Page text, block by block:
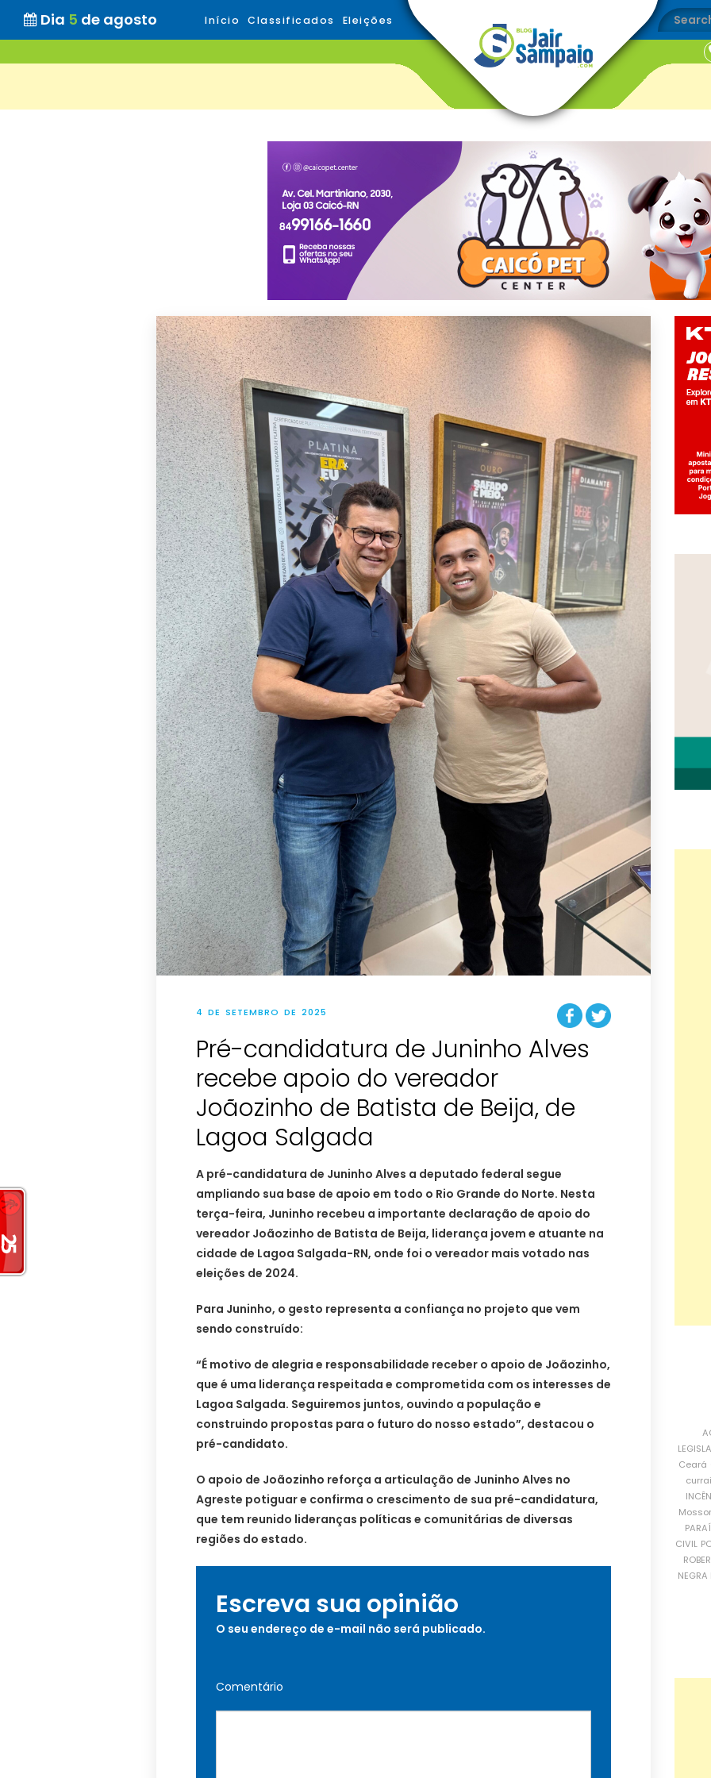
Dia 5 de agosto Início Classificados Eleições
4 DE SETEMBRO DE 2025
Pré-candidatura de Juninho Alves
recebe apoio do vereador
Joãozinho de Batista de Beija, de
Lagoa Salgada
A pré-candidatura de Juninho Alves a deputado federal segue
ampliando sua base de apoio em todo o Rio Grande do Norte. Nesta
terça-feira, Juninho recebeu a importante declaração de apoio do
vereador Joãozinho de Batista de Beija, liderança jovem e atuante na
cidade de Lagoa Salgada-RN, onde foi o vereador mais votado nas
eleições de 2024.
Para Juninho, o gesto representa a confiança no projeto que vem
sendo construído:
“É motivo de alegria e responsabilidade receber o apoio de Joãozinho,
que é uma liderança respeitada e comprometida com os interesses de
Lagoa Salgada. Seguiremos juntos, ouvindo a população e
construindo propostas para o futuro do nosso estado”, destacou o
pré-candidato.
O apoio de Joãozinho reforça a articulação de Juninho Alves no
Agreste potiguar e confirma o crescimento de sua pré-candidatura,
que tem reunido lideranças políticas e comunitárias de diversas
regiões do estado.
Escreva sua opinião
O seu endereço de e-mail não será publicado.
Comentário
Ceará
CIVIL
NEGRA